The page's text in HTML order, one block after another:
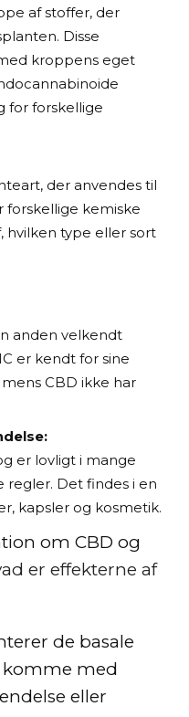
af stoffer, der
Disse
kroppens eget
for forskellige
der anvendes til
kemiske
hvilken type eller sort
anden velkendt
er kendt for sine
CBD ikke har
er lovligt i mange
regler. Det findes i en
kapsler og kosmetik.
om CBD og
er effekterne af
de basale
komme med
eller